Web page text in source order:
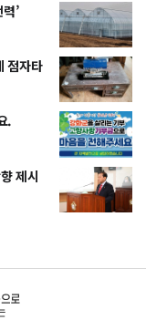
’
점자타
.
제시